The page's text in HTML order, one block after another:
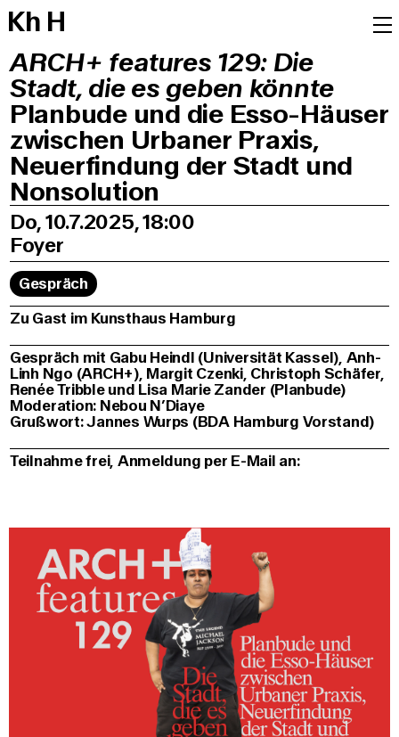
Kh H
ARCH+ features 129: Die
Stadt, die es geben könnte
Planbude und die Esso-Häuser
zwischen Urbaner Praxis,
Neuerfindung der Stadt und
Nonsolution
Do, 10.7.2025, 18:00
Foyer
Gespräch
Zu Gast im Kunsthaus Hamburg
Gespräch mit Gabu Heindl (Universität Kassel), Anh-
Linh Ngo (ARCH+), Margit Czenki, Christoph Schäfer,
Renée Tribble und Lisa Marie Zander (Planbude)
Moderation: Nebou N’Diaye
Grußwort: Jannes Wurps (BDA Hamburg Vorstand)
Teilnahme frei, Anmeldung per E-Mail an: